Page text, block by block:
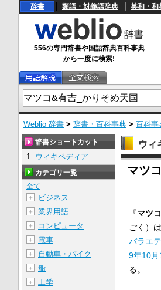
辞書 類語・対義語辞典 英和・和
556の専門辞書や国語辞典百科事典
から一度に検索!
Weblio 辞書 > 辞書・百科事典 > 百科事
ウィ
マツ
『マツ
ごく）は
バラエ
9年10月
る。
辞書ショートカット
1 ウィキペディア
カテゴリ一覧
全て
＋
ビジネス
＋ 業界用語
＋ コンピュータ
＋ 電車
＋ 自動車・バイク
＋ 船
＋ 工学